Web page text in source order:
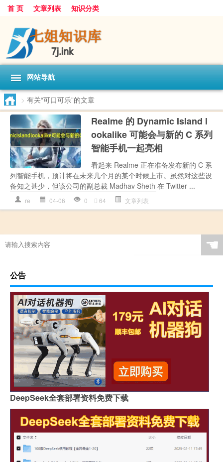
首 页 文章列表 知识分类
网站导航
> 有关“可口可乐”的文章
Realme 的 Dynamic Island l
ookalike 可能会与新的 C 系列
智能手机一起亮相
看起来 Realme 正在准备发布新的 C 系
列智能手机，预计将在未来几个月的某个时候上市。虽然对这些设
备知之甚少，但该公司的副总裁 Madhav Sheth 在 Twitter ...
re 04-06 0 64 文章列表
☚
公告
DeepSeek全套部署资料免费下载